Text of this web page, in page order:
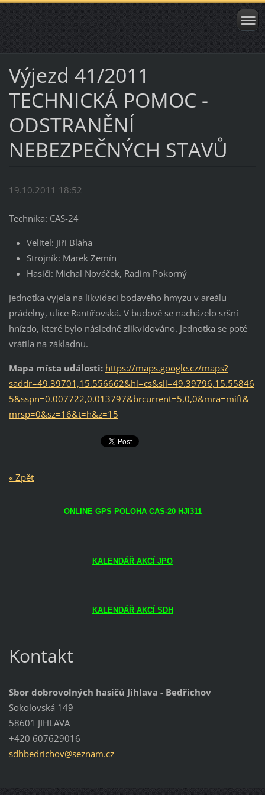
Výjezd 41/2011
TECHNICKÁ POMOC -
ODSTRANĚNÍ
NEBEZPEČNÝCH STAVŮ
19.10.2011 18:52
Technika: CAS-24
Velitel: Jiří Bláha
Strojník: Marek Zemín
Hasiči: Michal Nováček, Radim Pokorný
Jednotka vyjela na likvidaci bodavého hmyzu v areálu
prádelny, ulice Rantířovská. V budově se nacházelo sršní
hnízdo, které bylo následně zlikvidováno. Jednotka se poté
vrátila na základnu.
Mapa místa události: https://maps.google.cz/maps?
saddr=49.39701,15.556662&hl=cs&sll=49.39796,15.55846
5&sspn=0.007722,0.013797&brcurrent=5,0,0&mra=mift&
mrsp=0&sz=16&t=h&z=15
« Zpět
ONLINE GPS POLOHA CAS-20 HJI311
KALENDÁŘ AKCÍ JPO
KALENDÁŘ AKCÍ SDH
Kontakt
Sbor dobrovolných hasičů Jihlava - Bedřichov
Sokolovská 149
58601 JIHLAVA
+420 607629016
sdhbedrichov@seznam.cz